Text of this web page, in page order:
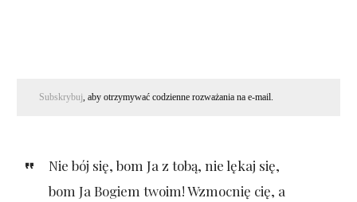
Subskrybuj , aby otrzymywać codzienne rozważania na e-mail.
Nie bój się, bom Ja z tobą, nie lękaj się,
bom Ja Bogiem twoim! Wzmocnię cię, a